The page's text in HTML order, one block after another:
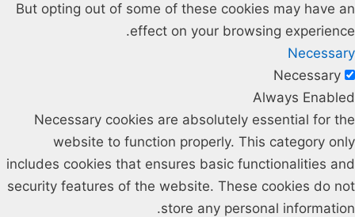
But opting out of some of these cookies may have an
effect on your browsing experience.
Necessary
Necessary
Always Enabled
Necessary cookies are absolutely essential for the
website to function properly. This category only
includes cookies that ensures basic functionalities and
security features of the website. These cookies do not
store any personal information.